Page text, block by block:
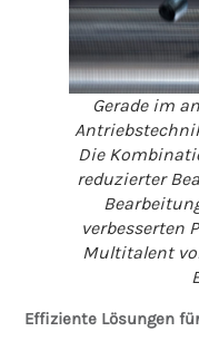
Gerade im
Die
reduzierter
verbesserten
Multitalent
Effiziente Lösungen